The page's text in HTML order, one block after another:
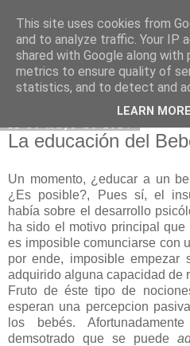
Mariusland.es
La educación del
Un momento, ¿educar a un
¿Es posible?, Pues sí, el
había sobre el desarrollo
ha sido el motivo principal
es imposible comunciarse con
por ende, imposible empezar
adquirido alguna capacidad de
Fruto de éste tipo de
esperan una percepcion
los bebés.
demsotrado que se puede
This site uses cookies from
and to analyze traffic. Your IP
shared with Google along
metrics to ensure quality of
statistics, and to detect and
LEARN MORE